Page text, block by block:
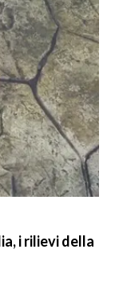
i rilievi della